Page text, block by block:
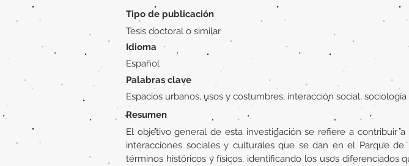
Tipo de publicación
Tesis doctoral o similar
Idioma
Español
Palabras clave
Espacios urbanos, usos y costumbres, interacción social,
Resumen
El objetivo general de esta investigación se refiere a contribuir
interacciones sociales y culturales que se dan en el Parque
términos históricos y físicos, identificando los usos diferenciados